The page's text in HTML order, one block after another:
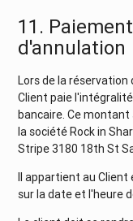
11.
d'annulation
Lors de la réservation
Client paie
bancaire. Ce
la société Rock in
Stripe 3180 18th St
Il appartient au
sur la date et l'heure